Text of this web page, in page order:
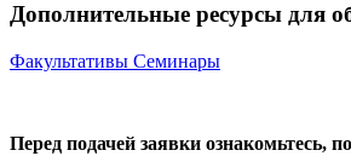
Дополнительные ресурсы для
Факультативы Семинары
Перед подачей заявки ознакомьтесь,